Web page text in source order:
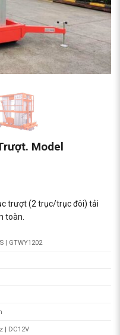
Model
trượt (2 trục/trục đôi) tải
toàn.
| GTWY1202
| DC12V